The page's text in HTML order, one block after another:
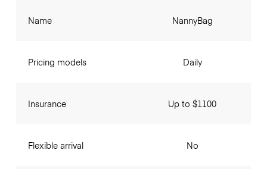
Name
Pricing models
Insurance
Flexible arrival
NannyBag
Daily
Up to $1100
No